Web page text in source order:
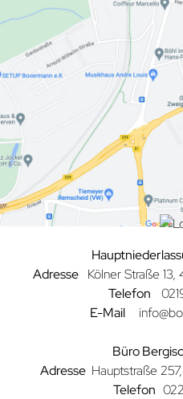
Adresse Kölner Straße 13,
Telefon
E-Mail
Büro
Adresse Hauptstraße
Telefon